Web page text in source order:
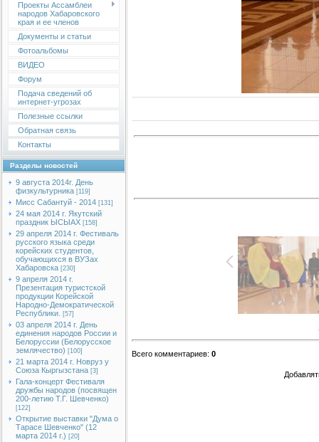
Проекты Ассамблеи
народов Хабаровского
края и ее членов
Документы и статьи
Фотоальбомы
ВИДЕО
Форум
Подача сведений об
интернет-угрозах
Полезные ссылки
Обратная связь
Контакты
Разделы новостей
9 августа 2014г. День
физкультурника [119]
Мисс Сабантуй - 2014 [131]
24 мая 2014 г. Якутский
праздник ЫСЫАХ [158]
29 апреля 2014 г. Фестиваль
русского языка среди
корейских студентов,
обучающихся в ВУЗах
Хабаровска [230]
9 апреля 2014 г.
Презентация туристской
продукции Корейской
Народно-Демократической
Республики.
[57]
03 апреля 2014 г. День
единения народов России и
Белоруссии (Белорусское
землячество) [100]
21 марта 2014 г. Новруз у
Союза Кыргызстана [3]
Гала-концерт Фестиваля
дружбы народов (посвящен
200-летию Т.Г. Шевченко)
[122]
Открытие выставки "Дума о
Тарасе Шевченко" (12
марта 2014 г.) [20]
Всего комментариев: 0